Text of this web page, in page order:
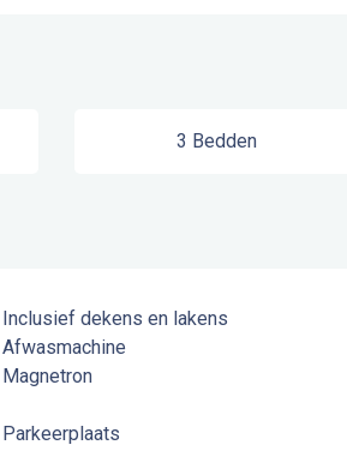
3 Bedden
Inclusief dekens en lakens
Afwasmachine
Magnetron
Parkeerplaats